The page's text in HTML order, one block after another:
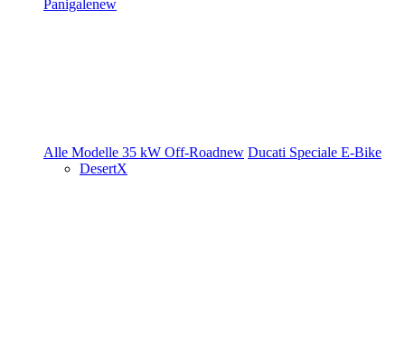
Panigalenew
Alle Modelle 35 kW Off-Roadnew Ducati Speciale E-Bike
DesertX